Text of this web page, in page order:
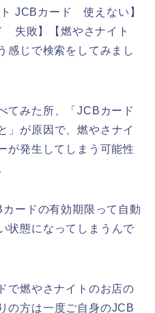
JCBカード 使えない】
失敗】【燃やさナイト
じで検索をしてみまし
てみた所、「JCBカード
」が原因で、燃やさナイ
が発生してしまう可能性
ードの有効期限って自動
状態になってしまうんで
で燃やさナイトのお店の
の方は一度ご自身のJCB